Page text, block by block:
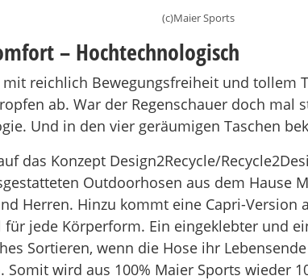
(c)Maier Sports
– Hochtechnologisch
reichlich Bewegungsfreiheit und tollem
ab. War der Regenschauer doch
Und in den vier geräumigen Taschen
das Konzept Design2Recycle/
Outdoorhosen aus dem Hause
Herren. Hinzu kommt eine Capri-
jede Körperform. Ein eingeklebter und
Sortieren, wenn die Hose ihr
wird aus 100% Maier Sports wieder